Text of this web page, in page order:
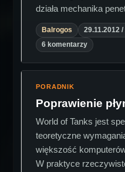
działa mechanika
Balrogos 29.11.2012
6 komentarzy
PORADNIK
Poprawienie
World of Tanks jest
teoretyczne
większość
W praktyce